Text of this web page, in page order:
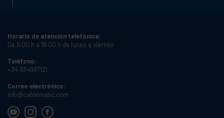
Horario de atención telefónica:
De 9:00 h a 18:00 h de lunes a viernes
Teléfono:
+34 934987121
Correo electrónico:
info@cablematic.com